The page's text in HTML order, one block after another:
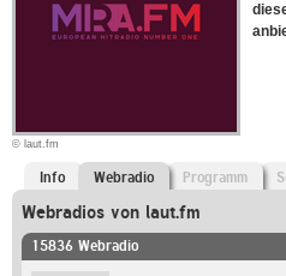
© laut.fm
Info Webradio Programm
Webradios von laut.fm
15836 Webradio